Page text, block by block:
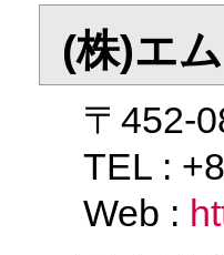
(株)エ
〒452-
TEL :
Web :